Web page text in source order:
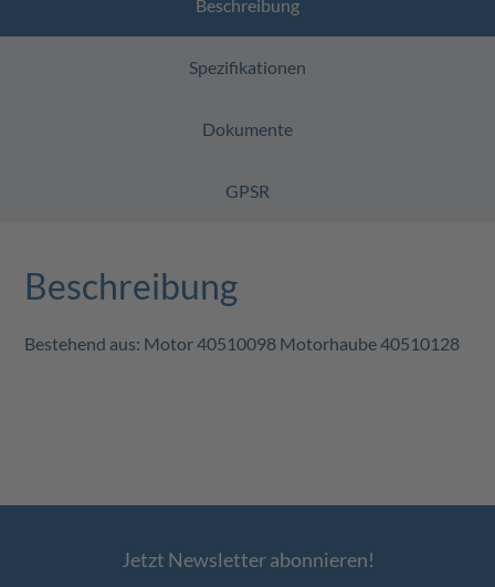
Beschreibung
Spezifikationen
Dokumente
GPSR
Beschreibung
Bestehend aus: Motor 40510098 Motorhaube 40510128
Jetzt Newsletter abonnieren!